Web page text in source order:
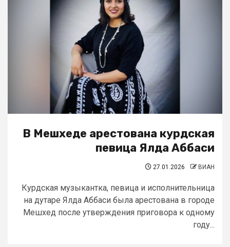
В Мешхеде арестована курдская
певица Ялда Аббаси
27.01.2026 ВИАН
Курдская музыкантка, певица и исполнительница
на дутаре Ялда Аббаси была арестована в городе
Мешхед после утверждения приговора к одному
году...